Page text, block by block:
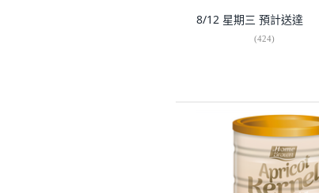
8/12 星期三 預計送達
(424)